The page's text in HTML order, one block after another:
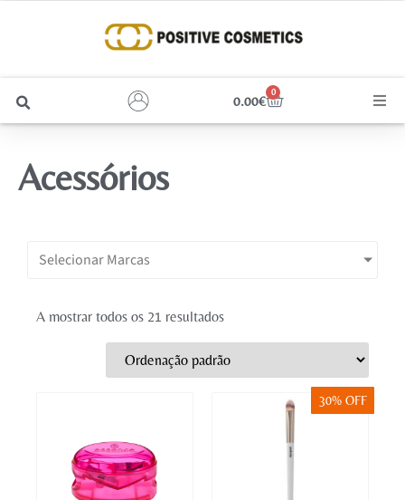
0.00€
0
Unhas
Acessórios
Selecionar Marcas
A mostrar todos os 21 resultados
30% OFF